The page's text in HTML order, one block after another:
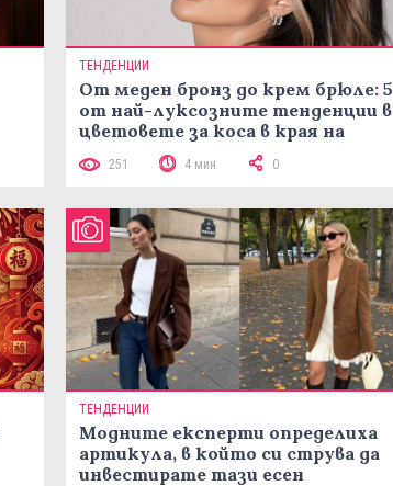
ТЕНДЕНЦИИ
От меден бронз до крем брюле: 5
от най-луксозните тенденции в
цветовете за коса в края на
251 4 мин 0
ТЕНДЕНЦИИ
Модните експерти определиха
артикула, в който си струва да
инвестирате тази есен